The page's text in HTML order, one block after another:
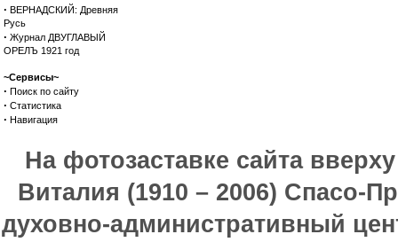
· ВЕРНАДСКИЙ: Древняя
Русь
· Журнал ДВУГЛАВЫЙ
ОРЕЛЪ 1921 год
~Сервисы~
· Поиск по сайту
· Статистика
· Навигация
На фотозаставке сайта
Виталия (1910 – 2006) Спасо-
духовно-административный